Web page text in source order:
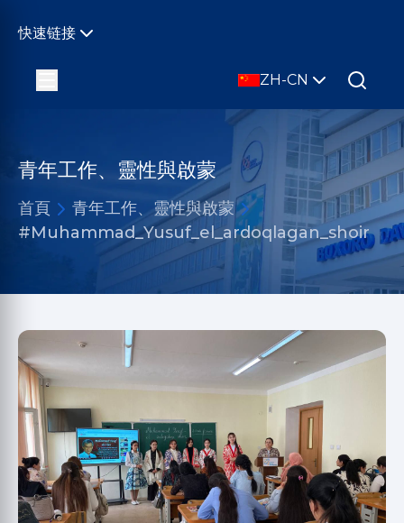
快速链接
ZH-CN
青年工作、靈性與啟蒙
首頁
青年工作、靈性與啟蒙
#Muhammad_Yusuf_el_ardoqlagan_shoir